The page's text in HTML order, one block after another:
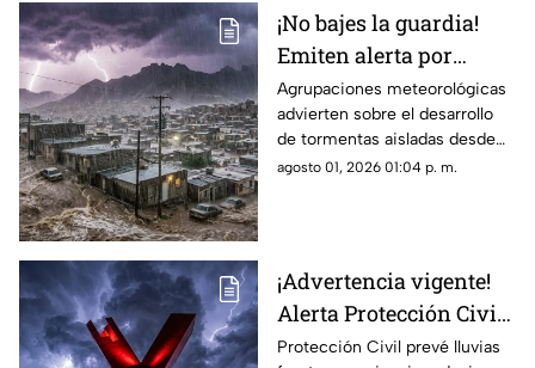
¡No bajes la guardia!
Emiten alerta por
monzón y riesgo de
inundaciones en
Ciudad Juárez y El Paso
Agrupaciones meteorológicas
advierten sobre el desarrollo
de tormentas aisladas desde
las 12:00 p. m.,
agosto 01, 2026 01:04 p. m.
¡Advertencia vigente!
Alerta Protección Civil
por tormentas y posible
Protección Civil prevé lluvias